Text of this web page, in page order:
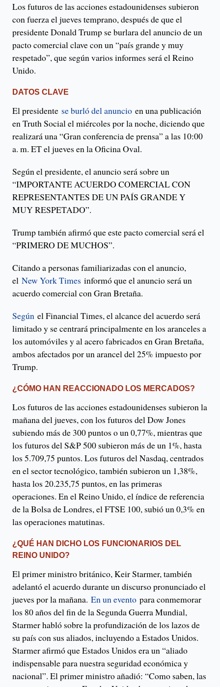
Los futuros de las acciones estadounidenses subieron
con fuerza el jueves temprano, después de que el
presidente Donald Trump se burlara del anuncio de un
pacto comercial clave con un “país grande y muy
respetado”, que según varios informes será el Reino
Unido.
DATOS CLAVE
El presidente se burló del anuncio en una publicación
en Truth Social el miércoles por la noche, diciendo que
realizará una “Gran conferencia de prensa” a las 10:00
a. m. ET el jueves en la Oficina Oval.
Según el presidente, el anuncio será sobre un
“IMPORTANTE ACUERDO COMERCIAL CON
REPRESENTANTES DE UN PAÍS GRANDE Y
MUY RESPETADO”.
Trump también afirmó que este pacto comercial será el
“PRIMERO DE MUCHOS”.
Citando a personas familiarizadas con el anuncio,
el New York Times informó que el anuncio será un
acuerdo comercial con Gran Bretaña.
Según el Financial Times, el alcance del acuerdo será
limitado y se centrará principalmente en los aranceles a
los automóviles y al acero fabricados en Gran Bretaña,
ambos afectados por un arancel del 25% impuesto por
Trump.
¿CÓMO HAN REACCIONADO LOS MERCADOS?
Los futuros de las acciones estadounidenses subieron la
mañana del jueves, con los futuros del Dow Jones
subiendo más de 300 puntos o un 0,77%, mientras que
los futuros del S&P 500 subieron más de un 1%, hasta
los 5.709,75 puntos. Los futuros del Nasdaq, centrados
en el sector tecnológico, también subieron un 1,38%,
hasta los 20.235,75 puntos, en las primeras
operaciones. En el Reino Unido, el índice de referencia
de la Bolsa de Londres, el FTSE 100, subió un 0,3% en
las operaciones matutinas.
¿QUÉ HAN DICHO LOS FUNCIONARIOS DEL
REINO UNIDO?
El primer ministro británico, Keir Starmer, también
adelantó el acuerdo durante un discurso pronunciado el
jueves por la mañana. En un evento para conmemorar
los 80 años del fin de la Segunda Guerra Mundial,
Starmer habló sobre la profundización de los lazos de
su país con sus aliados, incluyendo a Estados Unidos.
Starmer afirmó que Estados Unidos era un “aliado
indispensable para nuestra seguridad económica y
nacional”. El primer ministro añadió: “Como saben, las